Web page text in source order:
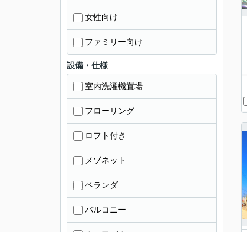
女性向け
ファミリー向け
設備・仕様
室内洗濯機置場
フローリング
ロフト付き
メゾネット
ベランダ
バルコニー